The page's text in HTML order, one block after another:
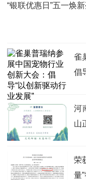
“银联优惠日”五一焕
雀
倡
河
山
荣
量